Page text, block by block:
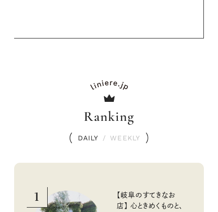
Ranking
DAILY / WEEKLY
1
【岐阜のすてきなお
店】 心ときめくものと、